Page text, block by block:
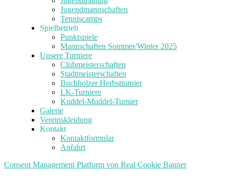
Jugendmannschaften
Tenniscamps
Spielbetrieb
Punktspiele
Mannschaften Sommer/Winter 2025
Unsere Turniere
Clubmeisterschaften
Stadtmeisterschaften
Buchholzer Herbstturnier
LK-Turniere
Kuddel-Muddel-Turnier
Galerie
Vereinskleidung
Kontakt
Kontaktformular
Anfahrt
Consent Management Platform von Real Cookie Banner